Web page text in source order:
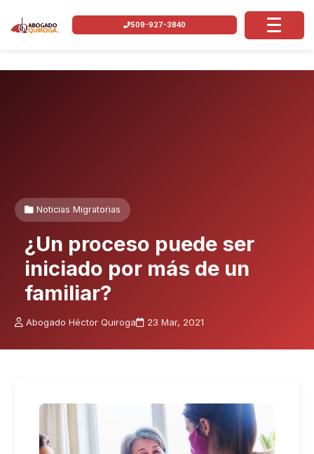
509-927-3840
Noticias Migratorias
¿Un proceso puede ser
iniciado por más de un
familiar?
Abogado Héctor Quiroga 23 Mar, 2021